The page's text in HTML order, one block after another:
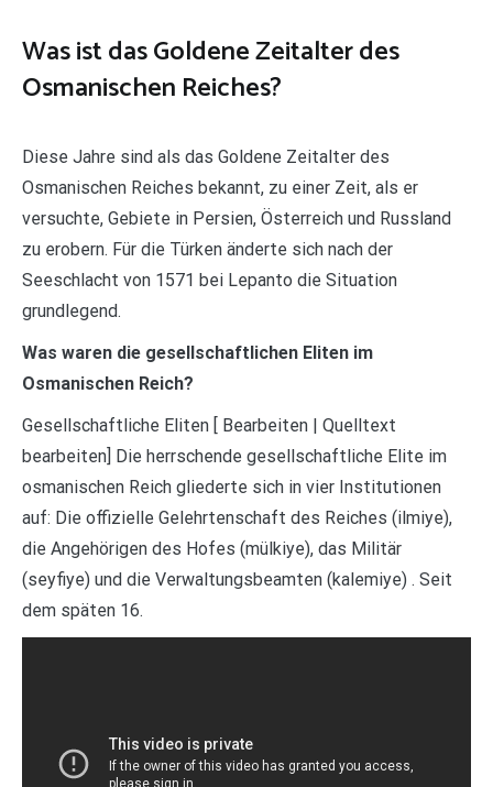
Was ist das Goldene Zeitalter des
Osmanischen Reiches?
Diese Jahre sind als das Goldene Zeitalter des
Osmanischen Reiches bekannt, zu einer Zeit, als er
versuchte, Gebiete in Persien, Österreich und Russland
zu erobern. Für die Türken änderte sich nach der
Seeschlacht von 1571 bei Lepanto die Situation
grundlegend.
Was waren die gesellschaftlichen Eliten im
Osmanischen Reich?
Gesellschaftliche Eliten [ Bearbeiten | Quelltext
bearbeiten] Die herrschende gesellschaftliche Elite im
osmanischen Reich gliederte sich in vier Institutionen
auf: Die offizielle Gelehrtenschaft des Reiches (ilmiye),
die Angehörigen des Hofes (mülkiye), das Militär
(seyfiye) und die Verwaltungsbeamten (kalemiye) . Seit
dem späten 16.